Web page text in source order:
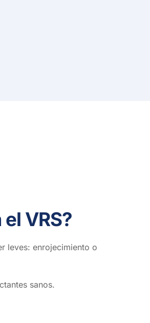
VRS?
leves: enrojecimiento o
sanos.